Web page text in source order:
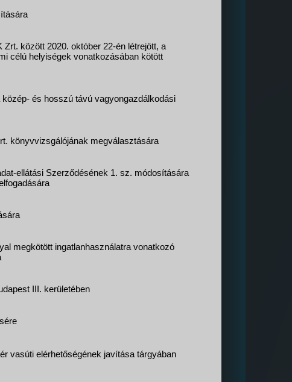
között 2020. október 22-én létrejött, a
célú helyiségek vonatkozásában kötött
és hosszú távú vagyongazdálkodási
könyvvizsgálójának megválasztására
ellátási Szerződésének 1. sz. módosítására
megkötött ingatlanhasználatra vonatkozó
III. kerületében
vasúti elérhetőségének javítása tárgyában